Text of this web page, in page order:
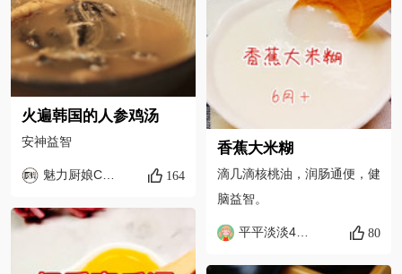
火遍韩国的人参鸡汤
安神益智
魅力厨娘Cate 164
香蕉大米糊
滴几滴核桃油，润肠通便，健
脑益智。
平平淡淡4583 80